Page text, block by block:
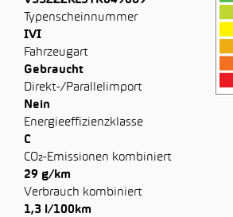
Typenscheinnummer
IVI
Fahrzeugart
Gebraucht
Direkt-/Parallelimport
Nein
Energieeffizienzklasse
C
CO₂-Emissionen kombiniert
29 g/km
Verbrauch kombiniert
1,3 l/100km